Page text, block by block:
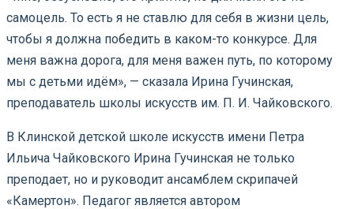
самоцель. То есть я не ставлю для себя в жизни цель,
чтобы я должна победить в каком-то конкурсе. Для
меня важна дорога, для меня важен путь, по которому
мы с детьми идём», — сказала Ирина Гучинская,
преподаватель школы искусств им. П. И. Чайковского.
В Клинской детской школе искусств имени Петра
Ильича Чайковского Ирина Гучинская не только
преподает, но и руководит ансамблем скрипачей
«Камертон». Педагог является автором